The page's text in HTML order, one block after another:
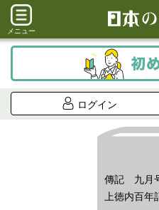
メニュー
ログイン
傳記 九月
上徳内百年